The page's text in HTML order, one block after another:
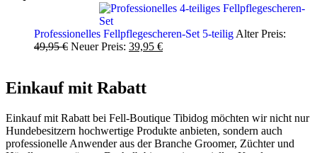
Professionelles Fellpflegescheren-Set 5-teiligAlter Preis:
49,95€ Ursprünglicher
49,95 €
Neuer Preis: 39,95 €Aktueller
Einkauf mit Rabatt
Einkauf mit Rabatt bei Fell-Boutique Tibidog möchten wir nicht nur
Hundebesitzern hochwertige Produkte anbieten, sondern auch
professionelle Anwender aus der Branche Groomer, Züchter und